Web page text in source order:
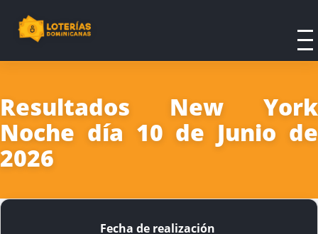
Resultados New York
Noche día 10 de Junio de
2026
Fecha de realización